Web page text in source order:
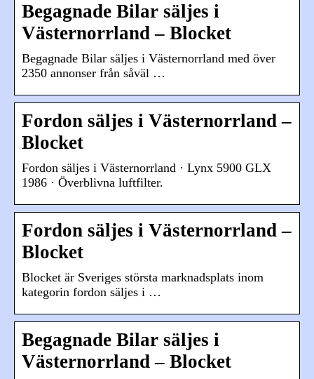
Begagnade Bilar säljes i
Västernorrland – Blocket
Begagnade Bilar säljes i Västernorrland med över
2350 annonser från såväl …
Fordon säljes i Västernorrland –
Blocket
Fordon säljes i Västernorrland · Lynx 5900 GLX
1986 · Överblivna luftfilter.
Fordon säljes i Västernorrland –
Blocket
Blocket är Sveriges största marknadsplats inom
kategorin fordon säljes i …
Begagnade Bilar säljes i
Västernorrland – Blocket